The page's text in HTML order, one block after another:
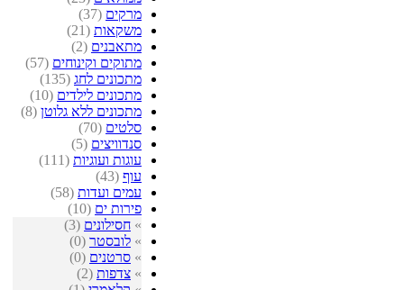
מרקים (37)
משקאות (21)
מתאבנים (2)
מתוקים וקינוחים (57)
מתכונים לחג (135)
מתכונים לילדים (10)
מתכונים ללא גלוטן (8)
סלטים (70)
סנדוויצים (5)
עוגות ועוגיות (111)
עוף (43)
עמים ועדות (58)
פירות ים (10)
» חסילונים (3)
» לובסטר (0)
» סרטנים (0)
» צדפות (2)